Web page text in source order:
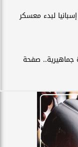
لبدء معسكر
صفحة